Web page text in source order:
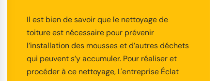
Il est bien de savoir que le nettoyage de
toiture est nécessaire pour prévenir
l’installation des mousses et d’autres déchets
qui peuvent s’y accumuler. Pour réaliser et
procéder à ce nettoyage, L'entreprise Éclat